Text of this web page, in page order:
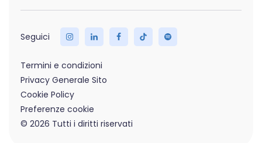
Termini e condizioni
Privacy Generale Sito
Cookie Policy
Preferenze cookie
© 2026 Tutti i diritti riservati